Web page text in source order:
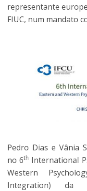
representante
FIUC, num mandato
Pedro Dias e Vânia
no 6th International
Western
Integration) da